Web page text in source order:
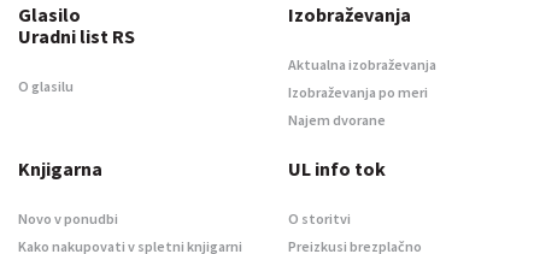
Glasilo
Uradni list RS
O glasilu
Izobraževanja
Aktualna izobraževanja
Izobraževanja po meri
Najem dvorane
Knjigarna
Novo v ponudbi
Kako nakupovati v spletni knjigarni
UL info tok
O storitvi
Preizkusi brezplačno